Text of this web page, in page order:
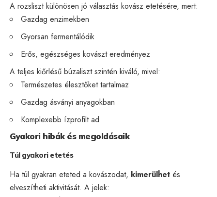
A rozsliszt különösen jó választás kovász etetésére, mert:
Gazdag enzimekben
Gyorsan fermentálódik
Erős, egészséges kovászt eredményez
A teljes kiőrlésű búzaliszt szintén kiváló, mivel:
Természetes élesztőket tartalmaz
Gazdag ásványi anyagokban
Komplexebb ízprofilt ad
Gyakori hibák és megoldásaik
Túl gyakori etetés
Ha túl gyakran eteted a kovászodat, kimerülhet és
elveszítheti aktivitását. A jelek: